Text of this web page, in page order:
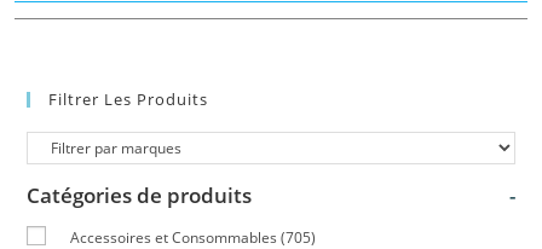
Filtrer Les Produits
Catégories de produits -
Accessoires et Consommables (705)